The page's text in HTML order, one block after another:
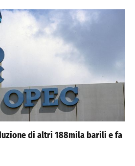
di altri 188mila barili e fa